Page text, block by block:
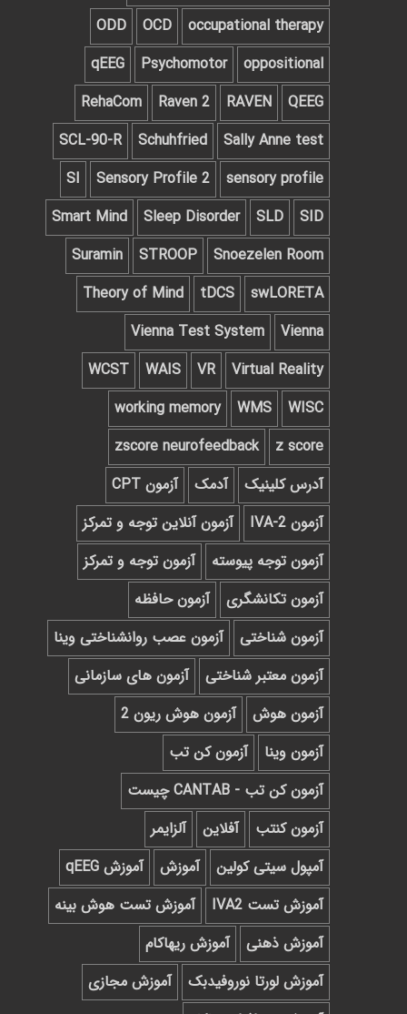
occupational therapy
OCD
ODD
oppositional
Psychomotor
qEEG
QEEG‌
RAVEN
Raven 2
RehaCom
Sally Anne test
Schuhfried
SCL-90-R
sensory profile
Sensory Profile 2
SI
SID
SLD
Sleep Disorder
Smart Mind
Snoezelen Room
STROOP
Suramin
swLORETA
tDCS
Theory of Mind
Vienna
Vienna Test System
Virtual Reality
VR
WAIS
WCST
WISC
WMS
working memory
z score
zscore neurofeedback
آدرس کلینیک
آدمک
آزمون CPT
آزمون IVA-2
آزمون آنلاین توجه و تمرکز
آزمون توجه پیوسته
آزمون توجه و تمرکز
آزمون تکانشگری
آزمون حافظه
آزمون شناختی
آزمون عصب روانشناختی وینا
آزمون معتبر شناختی
آزمون های سازمانی
آزمون هوش
آزمون هوش ریون 2
آزمون وینا
آزمون کن تب
آزمون کن تب - CANTAB چیست
آزمون کنتب
آفلاین
آلزایمر
آمپول سیتی کولین
آموزش
آموزش qEEG
آموزش تست IVA2
آموزش تست هوش بینه
آموزش ذهنی
آموزش ریهاکام
آموزش لورتا نوروفیدبک
آموزش مجازی